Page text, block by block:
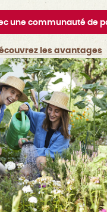
une communauté de
les avantages